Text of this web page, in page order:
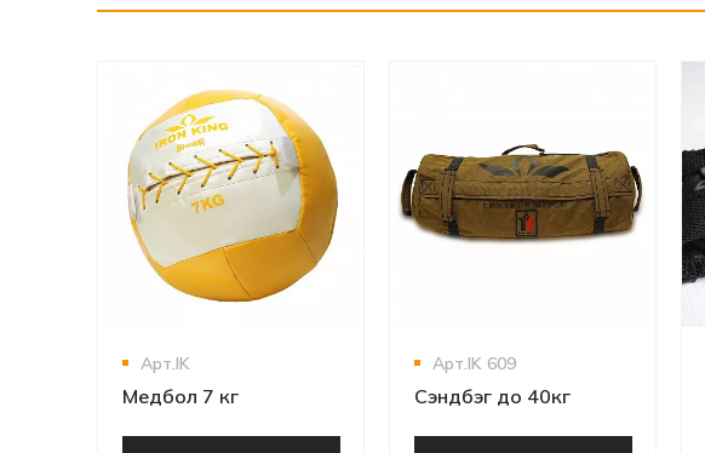
Арт.IK
Медбол 7 кг
Арт.IK 609
Сэндбэг до 40кг